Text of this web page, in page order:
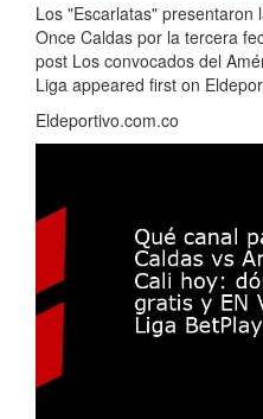
Los "Escarlatas" presentaron
Once Caldas por la tercera
post Los convocados del
Liga appeared first on
Eldeportivo.com.co